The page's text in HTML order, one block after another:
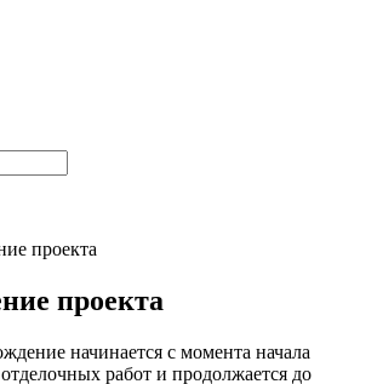
проекта
проекта
начинается с момента начала
работ и продолжается до